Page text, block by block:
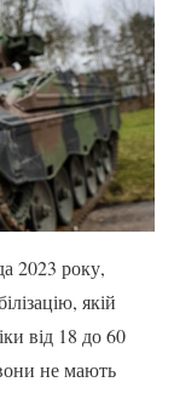
2023 року,
якій
від 18 до 60
не мають